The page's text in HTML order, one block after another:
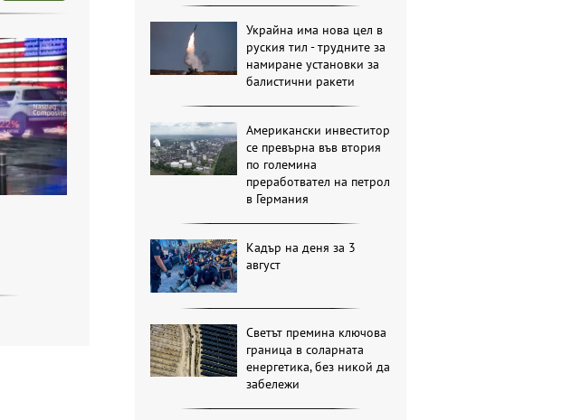
Украйна има нова цел в
руския тил - трудните за
намиране установки за
балистични ракети
Американски инвеститор
се превърна във втория
по големина
преработвател на петрол
в Германия
Кадър на деня за 3
август
Светът премина ключова
граница в соларната
енергетика, без никой да
забележи